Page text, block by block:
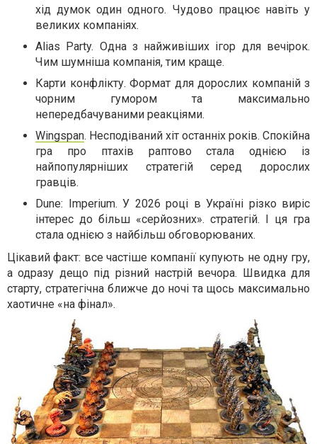
хід думок один одного. Чудово працює навіть у
великих компаніях.
Alias Party. Одна з найживіших ігор для вечірок.
Чим шумніша компанія, тим краще.
Карти конфлікту. Формат для дорослих компаній з
чорним гумором та максимально
непередбачуваними реакціями.
Wingspan. Несподіваний хіт останніх років. Спокійна
гра про птахів раптово стала однією із
найпопулярніших стратегій серед дорослих
гравців.
Dune: Imperium. У 2026 році в Україні різко виріс
інтерес до більш «серйозних». стратегій. І ця гра
стала однією з найбільш обговорюваних.
Цікавий факт: все частіше компанії купують не одну гру,
а одразу дещо під різний настрій вечора. Швидка для
старту, стратегічна ближче до ночі та щось максимально
хаотичне «на фінал».